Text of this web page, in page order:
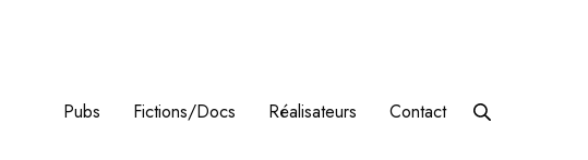
Pubs Fictions/Docs Réalisateurs Contact